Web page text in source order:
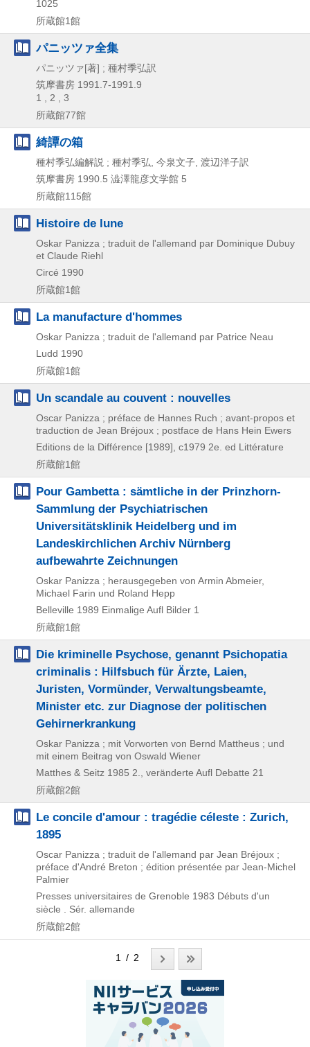
1025
所蔵館1館
パニッツァ全集
パニッツァ[著] ; 種村季弘訳
筑摩書房 1991.7-1991.9
1 , 2 , 3
所蔵館77館
綺譚の箱
種村季弘編解説 ; 種村季弘, 今泉文子, 渡辺洋子訳
筑摩書房 1990.5 澁澤龍彦文学館 5
所蔵館115館
Histoire de lune
Oskar Panizza ; traduit de l'allemand par Dominique Dubuy
et Claude Riehl
Circé 1990
所蔵館1館
La manufacture d'hommes
Oskar Panizza ; traduit de l'allemand par Patrice Neau
Ludd 1990
所蔵館1館
Un scandale au couvent : nouvelles
Oscar Panizza ; préface de Hannes Ruch ; avant-propos et
traduction de Jean Bréjoux ; postface de Hans Hein Ewers
Editions de la Différence [1989], c1979 2e. ed Littérature
所蔵館1館
Pour Gambetta : sämtliche in der Prinzhorn-
Sammlung der Psychiatrischen
Universitätsklinik Heidelberg und im
Landeskirchlichen Archiv Nürnberg
aufbewahrte Zeichnungen
Oskar Panizza ; herausgegeben von Armin Abmeier,
Michael Farin und Roland Hepp
Belleville 1989 Einmalige Aufl Bilder 1
所蔵館1館
Die kriminelle Psychose, genannt Psichopatia
criminalis : Hilfsbuch für Ärzte, Laien,
Juristen, Vormünder, Verwaltungsbeamte,
Minister etc. zur Diagnose der politischen
Gehirnerkrankung
Oskar Panizza ; mit Vorworten von Bernd Mattheus ; und
mit einem Beitrag von Oswald Wiener
Matthes & Seitz 1985 2., veränderte Aufl Debatte 21
所蔵館2館
Le concile d'amour : tragédie céleste : Zurich,
1895
Oscar Panizza ; traduit de l'allemand par Jean Bréjoux ;
préface d'André Breton ; édition présentée par Jean-Michel
Palmier
Presses universitaires de Grenoble 1983 Débuts d'un
siècle . Sér. allemande
所蔵館2館
1 / 2